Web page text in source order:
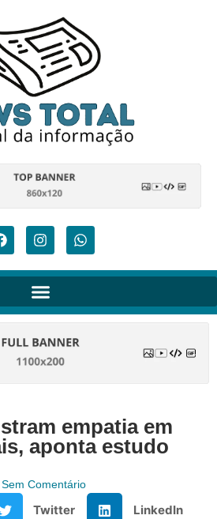
empatia em
aponta estudo
Sem Comentário
Twitter LinkedIn